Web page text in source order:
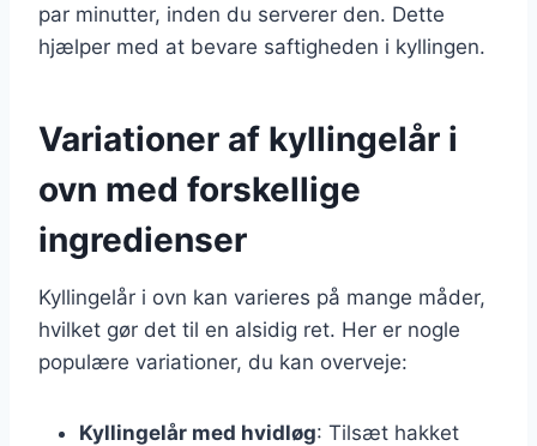
par minutter, inden du serverer den. Dette
hjælper med at bevare saftigheden i kyllingen.
Variationer af kyllingelår i
ovn med forskellige
ingredienser
Kyllingelår i ovn kan varieres på mange måder,
hvilket gør det til en alsidig ret. Her er nogle
populære variationer, du kan overveje:
Kyllingelår med hvidløg: Tilsæt hakket